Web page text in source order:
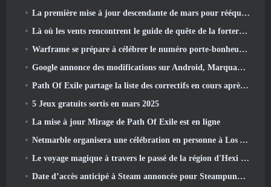
La première mise à jour descendante de mars pour rééquilibrer le partage et introduire du nouveau contenu
Là où les vents rencontrent le guide de quête de la forteresse de Whitecrown
Warframe se prépare à célébrer le numéro porte-bonheur 13 Avec des événements d'anniversaire
Google annonce des modifications sur Android, Marquant le retour de Fortnite sur le Play Store
Path Of Exile partage la liste des correctifs en cours après le lancement de Mirage
5 Jeux gratuits sortis en mars 2025
La mise à jour Mirage de Path Of Exile est en ligne
Netmarble organisera une célébration en personne à Los Angeles. Avant les sept péchés capitaux: Lancement d'origine
Le voyage magique à travers le passé de la région d'Hexi commence là où les vents se rencontrent aujourd'hui
Date d’accès anticipé à Steam annoncée pour Steampunk ARPG Crystalfall